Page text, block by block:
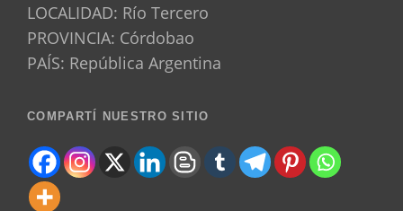
LOCALIDAD: Río Tercero
PROVINCIA: Córdobao
PAÍS: República Argentina
COMPARTÍ NUESTRO SITIO